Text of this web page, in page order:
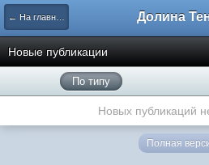
← На главную Долина
Новые публикации
По типу
Новых публикаций
Полная